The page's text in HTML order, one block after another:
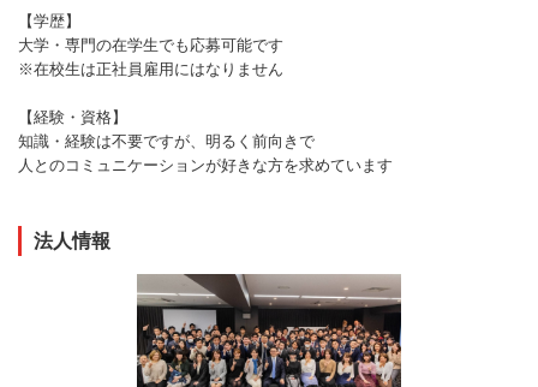
【学歴】
大学・専門の在学生でも応募可能です
※在校生は正社員雇用にはなりません
【経験・資格】
知識・経験は不要ですが、明るく前向きで
人とのコミュニケーションが好きな方を求めています
法人情報